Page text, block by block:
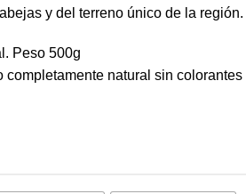
y del terreno único de la región.
Peso 500g
completamente natural sin colorantes